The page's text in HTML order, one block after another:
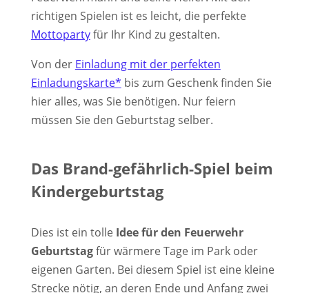
richtigen Spielen ist es leicht, die perfekte
Mottopartyfür Ihr Kind zu gestalten.
Von der Einladung mit der perfekten
Einladungskarte* bis zum Geschenk finden Sie
hier alles, was Sie benötigen. Nur feiern
müssen Sie den Geburtstag selber.
Das Brand-gefährlich-Spiel beim
Kindergeburtstag
Dies ist ein tolle Idee für den Feuerwehr
Geburtstagfür wärmere Tage im Park oder
eigenen Garten. Bei diesem Spiel ist eine kleine
Strecke nötig, an deren Ende und Anfang zwei